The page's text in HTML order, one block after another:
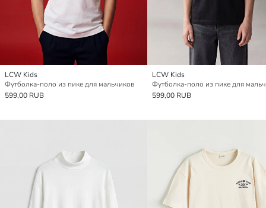
LCW Kids
Футболка-поло из пике для мальчиков
599,00 RUB
LCW Kids
Футболка-поло из пике для
599,00 RUB